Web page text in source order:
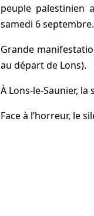
peuple palestinien
samedi 6 septembre.
Grande
au départ de Lons).
À Lons-le-Saunier,
Face à l’horreur, le